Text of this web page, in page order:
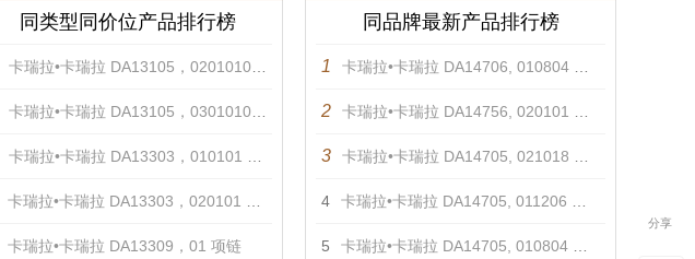
同类型同价位产品排行榜
卡瑞拉•卡瑞拉 DA13105，02010102501 项链
卡瑞拉•卡瑞拉 DA13105，03010102501 项链
卡瑞拉•卡瑞拉 DA13303，010101 项链
卡瑞拉•卡瑞拉 DA13303，020101 项链
卡瑞拉•卡瑞拉 DA13309，01 项链
同品牌最新产品排行榜
1 卡瑞拉•卡瑞拉 DA14706, 010804 耳饰
2 卡瑞拉•卡瑞拉 DA14756, 020101 项链
3 卡瑞拉•卡瑞拉 DA14705, 021018 戒指
4 卡瑞拉•卡瑞拉 DA14705, 011206 戒指
5 卡瑞拉•卡瑞拉 DA14705, 010804 戒指
分享